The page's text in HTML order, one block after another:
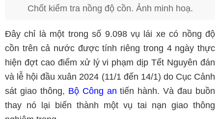
Chốt kiểm tra nồng độ cồn. Ảnh minh hoạ.
Đây chỉ là một trong số 9.098 vụ lái xe có nồng độ
cồn trên cả nước được tính riêng trong 4 ngày thực
hiện đợt cao điểm xử lý vi phạm dịp Tết Nguyên đán
và lễ hội đầu xuân 2024 (11/1 đến 14/1) do Cục Cảnh
sát giao thông, Bộ Công an tiến hành. Và đau buồn
thay nó lại biến thành một vụ tai nạn giao thông